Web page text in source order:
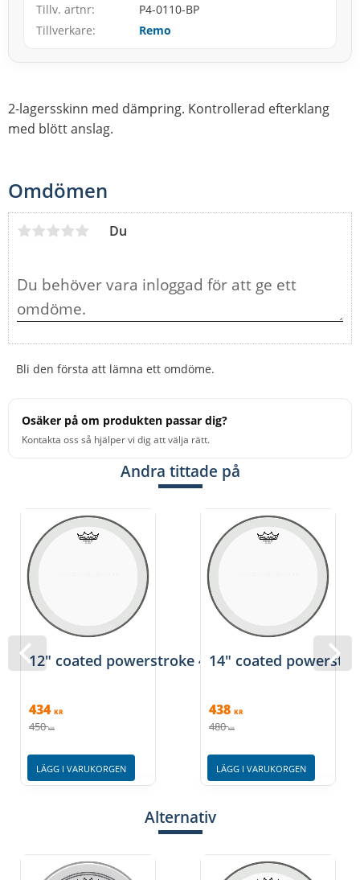
Tillv. artnr
P4-0110-BP
Tillverkare
Remo
2-lagersskinn med dämpring. Kontrollerad efterklang
med blött anslag.
Omdömen
Du
Bli den första att lämna ett omdöme.
Osäker på om produkten passar dig?
Kontakta oss så hjälper vi dig att välja rätt.
Andra tittade på
12" coated powerstroke 4, Remo
434 KR
450 KR
LÄGG I VARUKORGEN
14" coated
438 KR
480 KR
LÄGG I VARUKORGEN
Alternativ